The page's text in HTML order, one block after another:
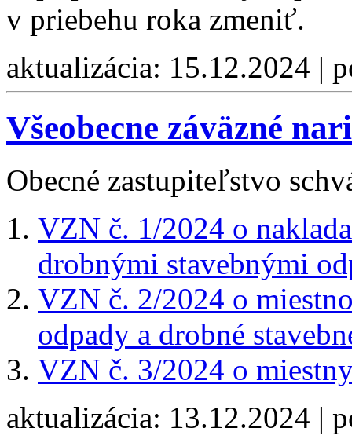
v priebehu roka zmeniť.
aktualizácia: 15.12.2024 |
Všeobecne záväzné
Obecné zastupiteľstvo
VZN č. 1/2024 o
drobnými stavebnými
VZN č. 2/2024 o
odpady a drobné
VZN č. 3/2024 o
aktualizácia: 13.12.2024 |